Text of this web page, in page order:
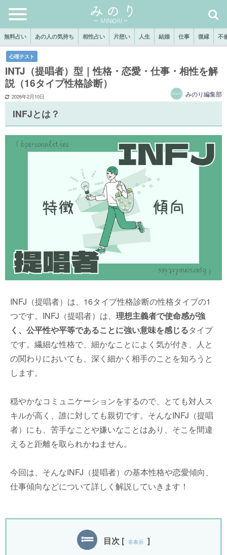
無料占い あの人の気持ち 相性占い 片想い 人生 結婚 仕事 復縁 不
心理テスト
INTJ（提唱者）型｜性格・恋愛・仕事・相性を解
説（16タイプ性格診断）
2026年2月10日 みのり編集部
INFJとは？
INFJ（提唱者）は、16タイプ性格診断の性格タイプの1
つです。INFJ（提唱者）は、 理想主義者で使命感が強
く、公平性や平等であることに強い意味を感じるタイプ
です。繊細な性格で、細かなことによく気が付き、人と
の関わりにおいても、深く細かく相手のことを知ろうと
します。
穏やかなコミュニケーションをするので、とても対人ス
キルが高く、誰に対しても親切です。そんなINFJ（提唱
者）にも、苦手なことや嫌いなことはあり、そこを間違
えると距離を取られかねません。
今回は、そんなINFJ（提唱者）の基本性格や恋愛傾向、
仕事傾向などについて詳しく解説していきます！
目次 [ 非表示 ]